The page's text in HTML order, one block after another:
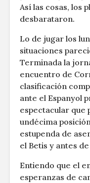
Así las cosas, los
desbarataron.
Lo de jugar los
situaciones
Terminada la
encuentro de
clasificación
ante el Espanyol
espectacular que
undécima
estupenda de
el Betis y antes
Entiendo que el
esperanzas de